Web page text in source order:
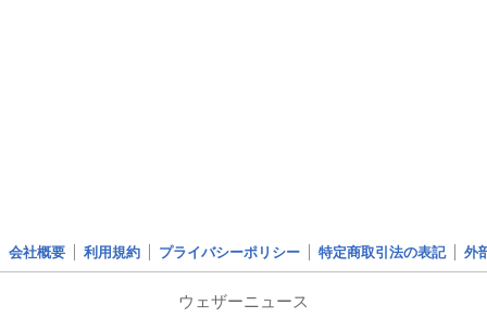
会社概要 利用規約 プライバシーポリシー 特定商取引法の表記 外
ウェザーニュース